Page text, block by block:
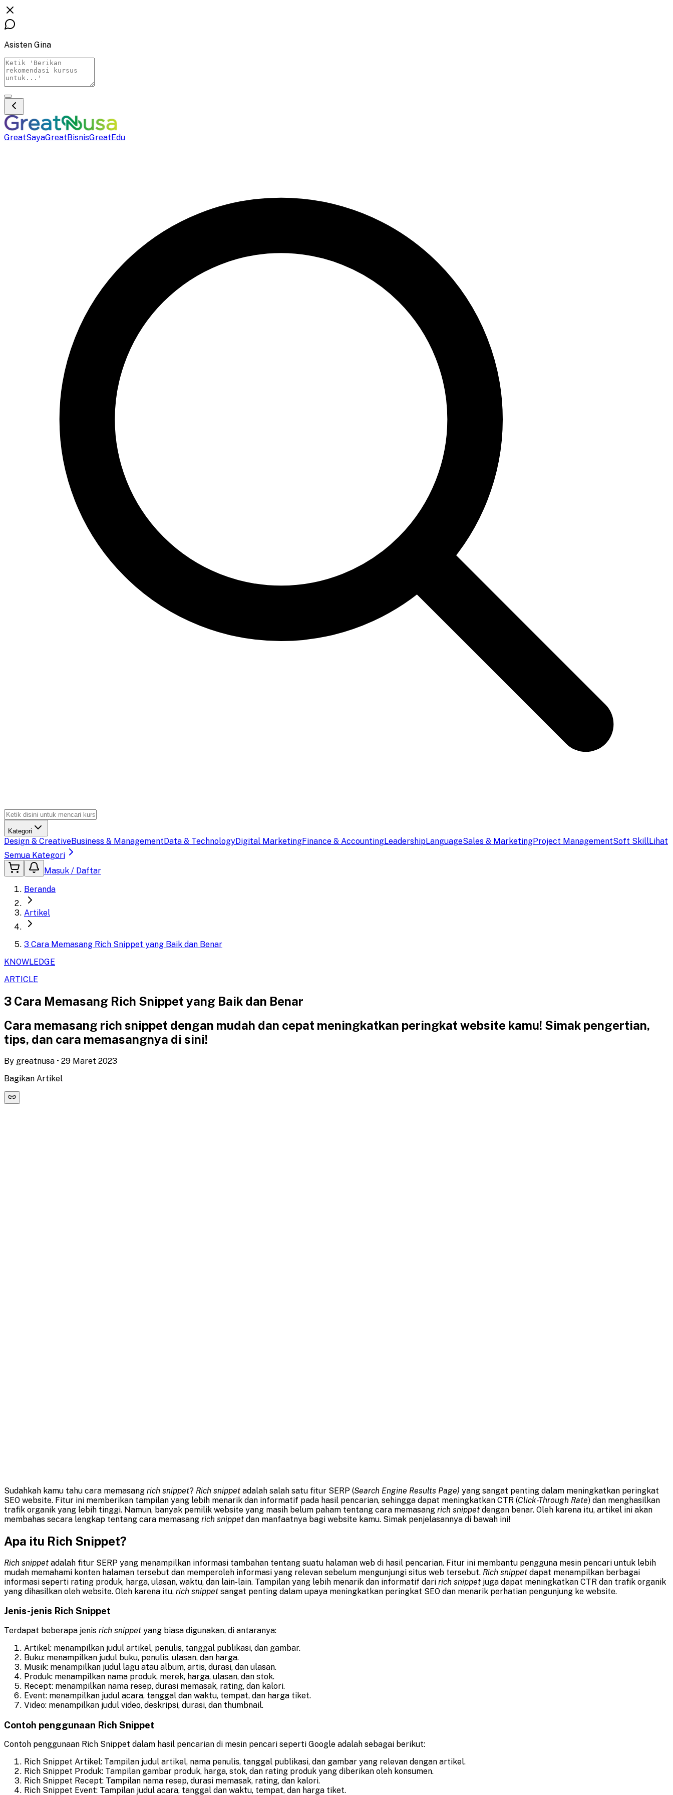
Asisten Gina
GreatSayaGreatBisnisGreatEdu
Kategori
Design & CreativeBusiness & ManagementData & TechnologyDigital MarketingFinance & AccountingLeadershipLanguageSales & MarketingProject ManagementSoft SkillLihat
Semua Kategori
Masuk / Daftar
Beranda
Artikel
3 Cara Memasang Rich Snippet yang Baik dan Benar
KNOWLEDGE
ARTICLE
3 Cara Memasang Rich Snippet yang Baik dan Benar
Cara memasang rich snippet dengan mudah dan cepat meningkatkan peringkat website kamu! Simak pengertian,
tips, dan cara memasangnya di sini!
By greatnusa • 29 Maret 2023
Bagikan Artikel
Sudahkah kamu tahu cara memasang rich snippet? Rich snippet adalah salah satu fitur SERP (Search Engine Results Page) yang sangat penting dalam meningkatkan peringkat
SEO website. Fitur ini memberikan tampilan yang lebih menarik dan informatif pada hasil pencarian, sehingga dapat meningkatkan CTR (Click-Through Rate) dan menghasilkan
trafik organik yang lebih tinggi. Namun, banyak pemilik website yang masih belum paham tentang cara memasang rich snippet dengan benar. Oleh karena itu, artikel ini akan
membahas secara lengkap tentang cara memasang rich snippet dan manfaatnya bagi website kamu. Simak penjelasannya di bawah ini!
Apa itu Rich Snippet?
Rich snippet adalah fitur SERP yang menampilkan informasi tambahan tentang suatu halaman web di hasil pencarian. Fitur ini membantu pengguna mesin pencari untuk lebih
mudah memahami konten halaman tersebut dan memperoleh informasi yang relevan sebelum mengunjungi situs web tersebut. Rich snippet dapat menampilkan berbagai
informasi seperti rating produk, harga, ulasan, waktu, dan lain-lain. Tampilan yang lebih menarik dan informatif dari rich snippet juga dapat meningkatkan CTR dan trafik organik
yang dihasilkan oleh website. Oleh karena itu, rich snippet sangat penting dalam upaya meningkatkan peringkat SEO dan menarik perhatian pengunjung ke website.
Jenis-jenis Rich Snippet
Terdapat beberapa jenis rich snippet yang biasa digunakan, di antaranya:
Artikel: menampilkan judul artikel, penulis, tanggal publikasi, dan gambar.
Buku: menampilkan judul buku, penulis, ulasan, dan harga.
Musik: menampilkan judul lagu atau album, artis, durasi, dan ulasan.
Produk: menampilkan nama produk, merek, harga, ulasan, dan stok.
Recept: menampilkan nama resep, durasi memasak, rating, dan kalori.
Event: menampilkan judul acara, tanggal dan waktu, tempat, dan harga tiket.
Video: menampilkan judul video, deskripsi, durasi, dan thumbnail.
Contoh penggunaan Rich Snippet
Contoh penggunaan Rich Snippet dalam hasil pencarian di mesin pencari seperti Google adalah sebagai berikut:
Rich Snippet Artikel: Tampilan judul artikel, nama penulis, tanggal publikasi, dan gambar yang relevan dengan artikel.
Rich Snippet Produk: Tampilan gambar produk, harga, stok, dan rating produk yang diberikan oleh konsumen.
Rich Snippet Recept: Tampilan nama resep, durasi memasak, rating, dan kalori.
Rich Snippet Event: Tampilan judul acara, tanggal dan waktu, tempat, dan harga tiket.